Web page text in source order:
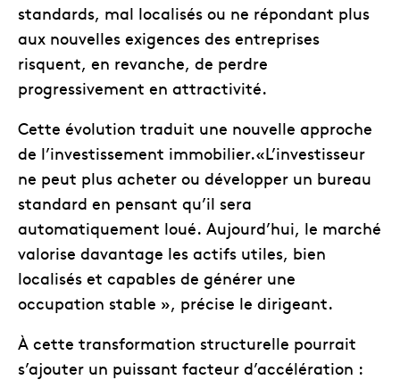
standards, mal localisés ou ne répondant plus
aux nouvelles exigences des entreprises
risquent, en revanche, de perdre
progressivement en attractivité.
Cette évolution traduit une nouvelle approche
de l’investissement immobilier.«L’investisseur
ne peut plus acheter ou développer un bureau
standard en pensant qu’il sera
automatiquement loué. Aujourd’hui, le marché
valorise davantage les actifs utiles, bien
localisés et capables de générer une
occupation stable », précise le dirigeant.
À cette transformation structurelle pourrait
s’ajouter un puissant facteur d’accélération :